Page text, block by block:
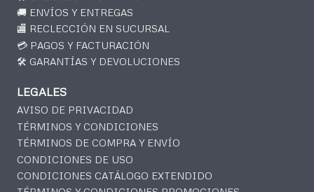
🚚 ENVÍOS Y ENTREGAS
🏬 RECLECCIÓN EN SUCURSAL
💳 PAGOS Y FACTURACIÓN
🛠️ GARANTÍAS Y DEVOLUCIONES
LEGALES
AVISO DE PRIVACIDAD
TÉRMINOS Y CONDICIONES
TÉRMINOS DE COMPRA Y ENVÍO
CONDICIONES DE USO
CONDICIONES CATÁLOGO EXTENDIDO